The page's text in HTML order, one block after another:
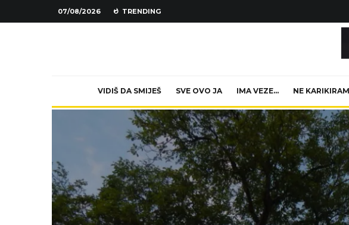
07/08/2026 TRENDING
VIDIŠ DA SMIJEŠ SVE OVO JA IMA VEZE… NE